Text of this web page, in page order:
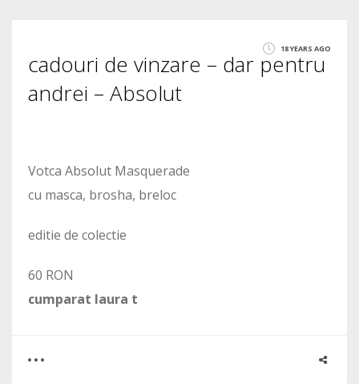
1420
18 YEARS AGO
cadouri de vinzare – dar pentru
andrei – Absolut
Votca Absolut Masquerade
cu masca, brosha, breloc
editie de colectie
60 RON
cumparat laura t